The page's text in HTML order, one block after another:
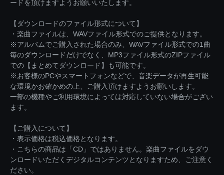
ードを頂けますようお願いいたします。
【ダウンロードのファイル形式について】
・楽曲ファイルは、WAVファイル形式でのご提供となります。
※アルバムでご購入された場合のみ、WAVファイル形式での1曲
毎のダウンロードだけでなく、MP3ファイル形式のZIPファイル
での【まとめてダウンロード】も可能です。
※お客様のPCやスマートフォンなどで、音楽データが再生可能
な環境かお確かめの上、ご購入頂けますようお願いします。
一部の機種やご利用環境によっては対応していない場合がござい
ます。
【ご購入について】
・表示価格は税込価格となります。
・こちらの商品は「CD」ではありません。楽曲ファイルをダウ
ンロードいただくデジタルコンテンツとなりますため、ご注意く
ださい。